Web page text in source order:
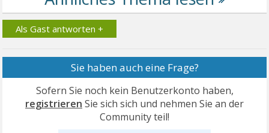
Als Gast antworten +
Sie haben auch eine Frage?
Sofern Sie noch kein Benutzerkonto haben,
registrieren Sie sich sich und nehmen Sie an der
Community teil!